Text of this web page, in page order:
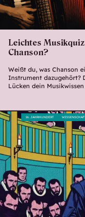
Leichtes
Chanson?
Weißt du, was Chanson
Instrument dazugehört?
Lücken dein
16. JAHRHUNDERT